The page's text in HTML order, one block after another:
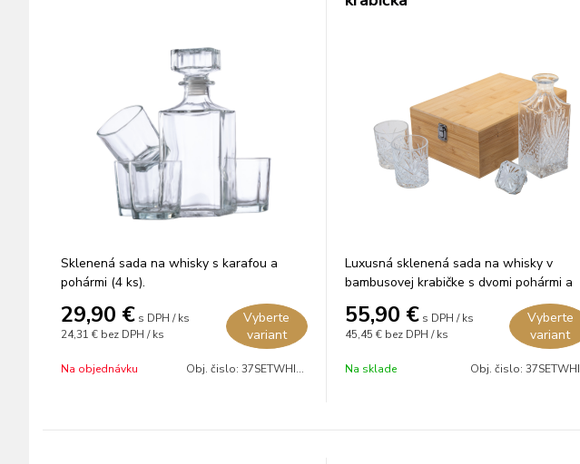
Sklenená sada na whisky s karafou a
pohármi (4 ks).
29,90 € s DPH / ks
24,31 € bez DPH / ks
Vyberte
variant
Na objednávku Obj. čislo:37SETWHIS01
Luxusná sklenená sada na whisky v
bambusovej krabičke s dvomi pohármi a
55,90 € s DPH / ks
45,45 € bez DPH / ks
Vyberte
variant
Na sklade Obj. čislo: 37SETWHIS02